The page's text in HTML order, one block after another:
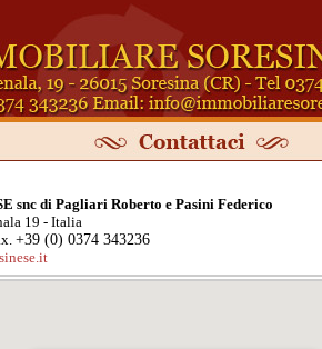
snc di Pagliari Roberto e Pasini Federico
19 - Italia
+39 (0) 0374 343236